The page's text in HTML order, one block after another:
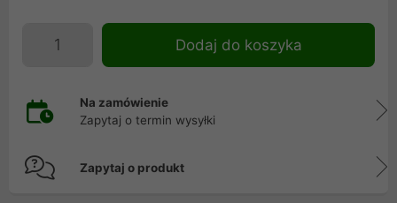
Dodaj do koszyka
Na zamówienie
Zapytaj o termin wysyłki
Zapytaj o produkt